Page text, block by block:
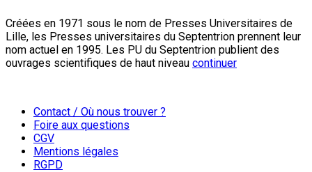
Créées en 1971 sous le nom de Presses Universitaires de
Lille, les Presses universitaires du Septentrion prennent leur
nom actuel en 1995. Les PU du Septentrion publient des
ouvrages scientifiques de haut niveau continuer
Contact / Où nous trouver ?
Foire aux questions
CGV
Mentions légales
RGPD